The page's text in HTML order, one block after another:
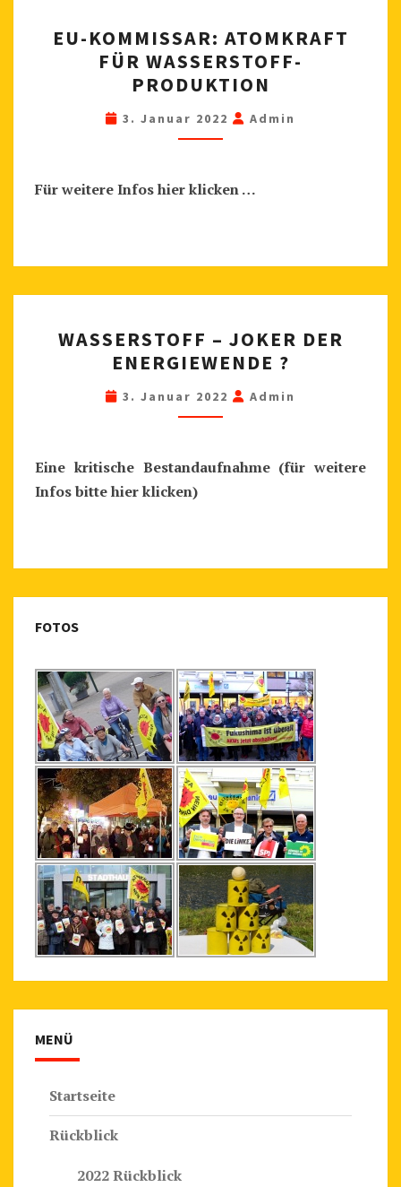
T
I
G
(
)
U
-
K
O
M
I
A
A
T
M
R
S
S
E
R
S
T
O
F
F
-
P
R
O
U
EU-KOMMISSAR: ATOMKRAFT
FÜR WASSERSTOFF-
PRODUKTION
3. Januar 2022 Admin
Für weitere Infos hier klicken …
A
S
S
E
S
E
R
D
E
R
E
N
E
R
G
I
E
WASSERSTOFF – JOKER DER
ENERGIEWENDE ?
3. Januar 2022 Admin
Eine kritische Bestandaufnahme (für weitere
Infos bitte hier klicken)
FOTOS
MENÜ
Startseite
Rückblick
2022 Rückblick